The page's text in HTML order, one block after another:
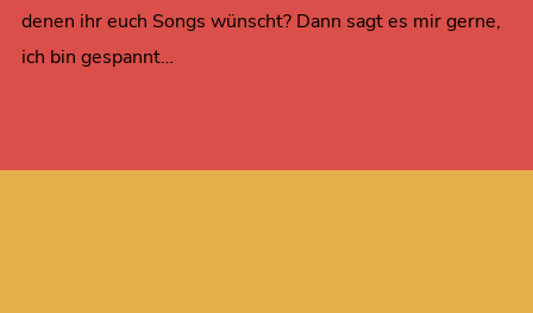
denen ihr euch Songs wünscht? Dann sagt es mir gerne,
ich bin gespannt…